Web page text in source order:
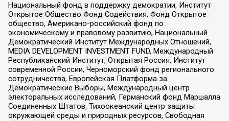
Национальный фонд в поддержку демократии, Институт
Открытое Общество Фонд Содействия, Фонд Открытое
общество, Американо-российский фонд по
экономическому и правовому развитию, Национальный
Демократический Институт Международных Отношений,
MEDIA DEVELOPMENT INVESTMENT FUND, Международный
Республиканский Институт, Открытая Россия, Институт
современной России, Черноморский фонд регионального
сотрудничества, Европейская Платформа за
Демократические Выборы, Международный центр
электоральных исследований, Германский фонд Маршалла
Соединенных Штатов, Тихоокеанский центр защиты
окружающей среды и природных ресурсов, Свободная